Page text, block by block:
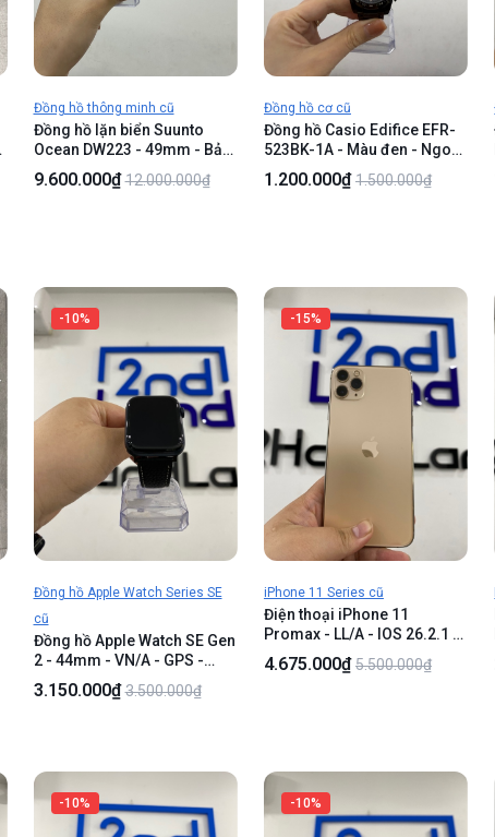
Đồng hồ thông minh cũ
Đồng hồ lặn biển Suunto
Ocean DW223 - 49mm - Bản
GPS - Màu bạc - Ngoại hình
98% - Kèm sạc
9.600.000₫12.000.000₫
Đồng hồ cơ cũ
Đồng hồ Casio Edifice EFR-
523BK-1A - Màu đen - Ngoại
hình 97% - Trầy xước, cong
cốt gắn dây - Body
1.200.000₫1.500.000₫
-10%
Đồng hồ Apple Watch Series SE
cũ
Đồng hồ Apple Watch SE Gen
2 - 44mm - VN/A - GPS -
32GB - Màu đen - Pin 90% -
Ngoại hình 97% - Kèm sạc
3.150.000₫3.500.000₫
-15%
iPhone 11 Series cũ
Điện thoại iPhone 11
Promax - LL/A - IOS 26.2.1 -
64GB - Màu vàng - Pin 90% -
Ngoại hình 97% - Màn hằn 1
4.675.000₫5.500.000₫
-10% -10%